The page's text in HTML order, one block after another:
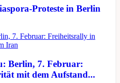
Proteste in Berlin
Berlin, 7. Februar:
mit dem Aufstand...